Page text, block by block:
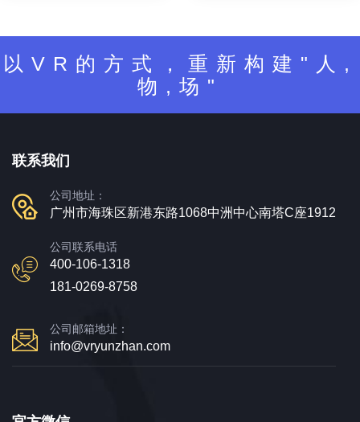
以VR的方式，重新构建"人,
物,场"
联系我们
公司地址：
广州市海珠区新港东路1068中洲中心南塔C座1912
公司联系电话
400-106-1318
181-0269-8758
公司邮箱地址：
info@vryunzhan.com